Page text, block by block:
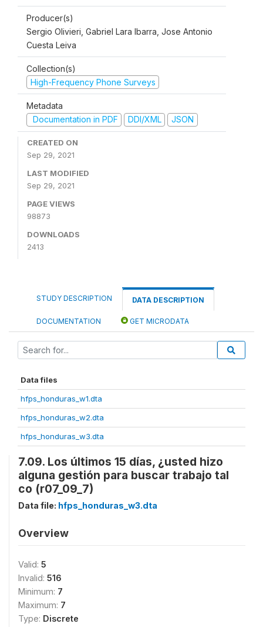
Producer(s)
Sergio Olivieri, Gabriel Lara Ibarra, Jose Antonio
Cuesta Leiva
Collection(s)
High-Frequency Phone Surveys
Metadata
Documentation in PDF
DDI/XML JSON
CREATED ON
Sep 29, 2021
LAST MODIFIED
Sep 29, 2021
PAGE VIEWS
98873
DOWNLOADS
2413
STUDY DESCRIPTION DATA DESCRIPTION
DOCUMENTATION GET MICRODATA
Data files
hfps_honduras_w1.dta
hfps_honduras_w2.dta
hfps_honduras_w3.dta
7.09. Los últimos 15 días, ¿usted hizo
alguna gestión para buscar trabajo tal
co (r07_09_7)
Data file: hfps_honduras_w3.dta
Overview
Valid: 5
Invalid: 516
Minimum: 7
Maximum: 7
Type: Discrete